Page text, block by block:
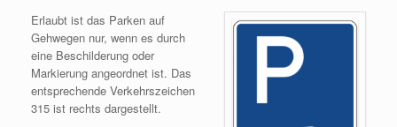
Erlaubt ist das Parken auf
Gehwegen nur, wenn es durch
eine Beschilderung oder
Markierung angeordnet ist. Das
entsprechende Verkehrszeichen
315 ist rechts dargestellt.